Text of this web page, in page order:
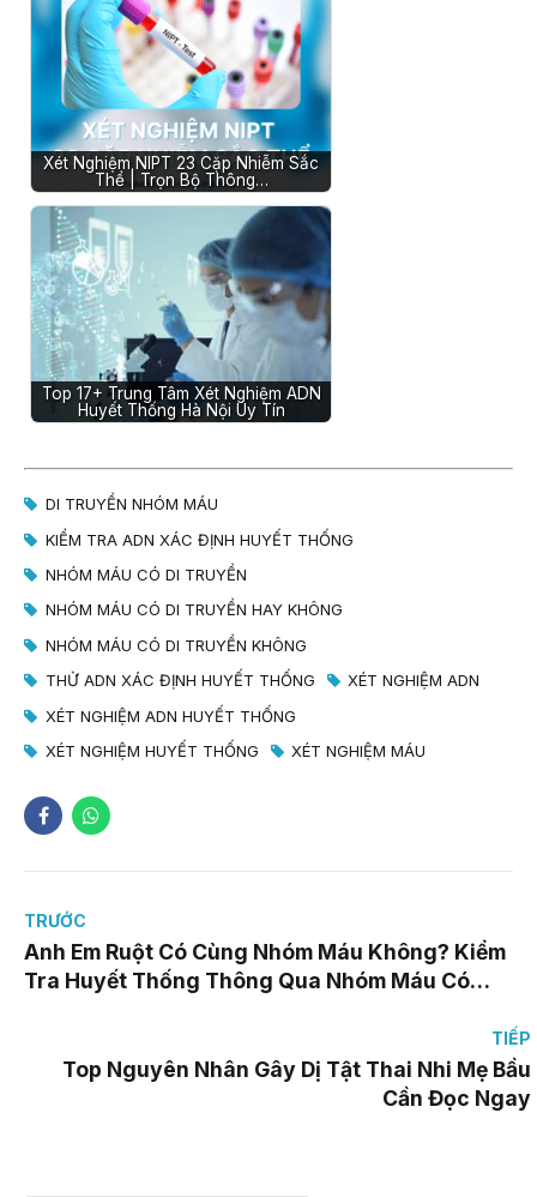
Xét Nghiệm NIPT 23 Cặp Nhiễm Sắc
Thể | Trọn Bộ Thông…
Top 17+ Trung Tâm Xét Nghiệm ADN
Huyết Thống Hà Nội Uy Tín
DI TRUYỀN NHÓM MÁU
KIỂM TRA ADN XÁC ĐỊNH HUYẾT THỐNG
NHÓM MÁU CÓ DI TRUYỀN
NHÓM MÁU CÓ DI TRUYỀN HAY KHÔNG
NHÓM MÁU CÓ DI TRUYỀN KHÔNG
THỬ ADN XÁC ĐỊNH HUYẾT THỐNG
XÉT NGHIỆM ADN
XÉT NGHIỆM ADN HUYẾT THỐNG
XÉT NGHIỆM HUYẾT THỐNG
XÉT NGHIỆM MÁU
TRƯỚC
Anh Em Ruột Có Cùng Nhóm Máu Không? Kiểm
Tra Huyết Thống Thông Qua Nhóm Máu Có
TIẾP
Top Nguyên Nhân Gây Dị Tật Thai Nhi Mẹ Bầu
Cần Đọc Ngay